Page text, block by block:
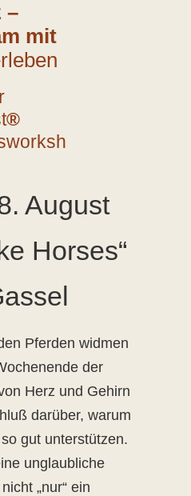
–
mit
®
August
Horses“
Pferden widmen
der
Herz und Gehirn
darüber, warum
gut unterstützen.
unglaubliche
„nur“ ein